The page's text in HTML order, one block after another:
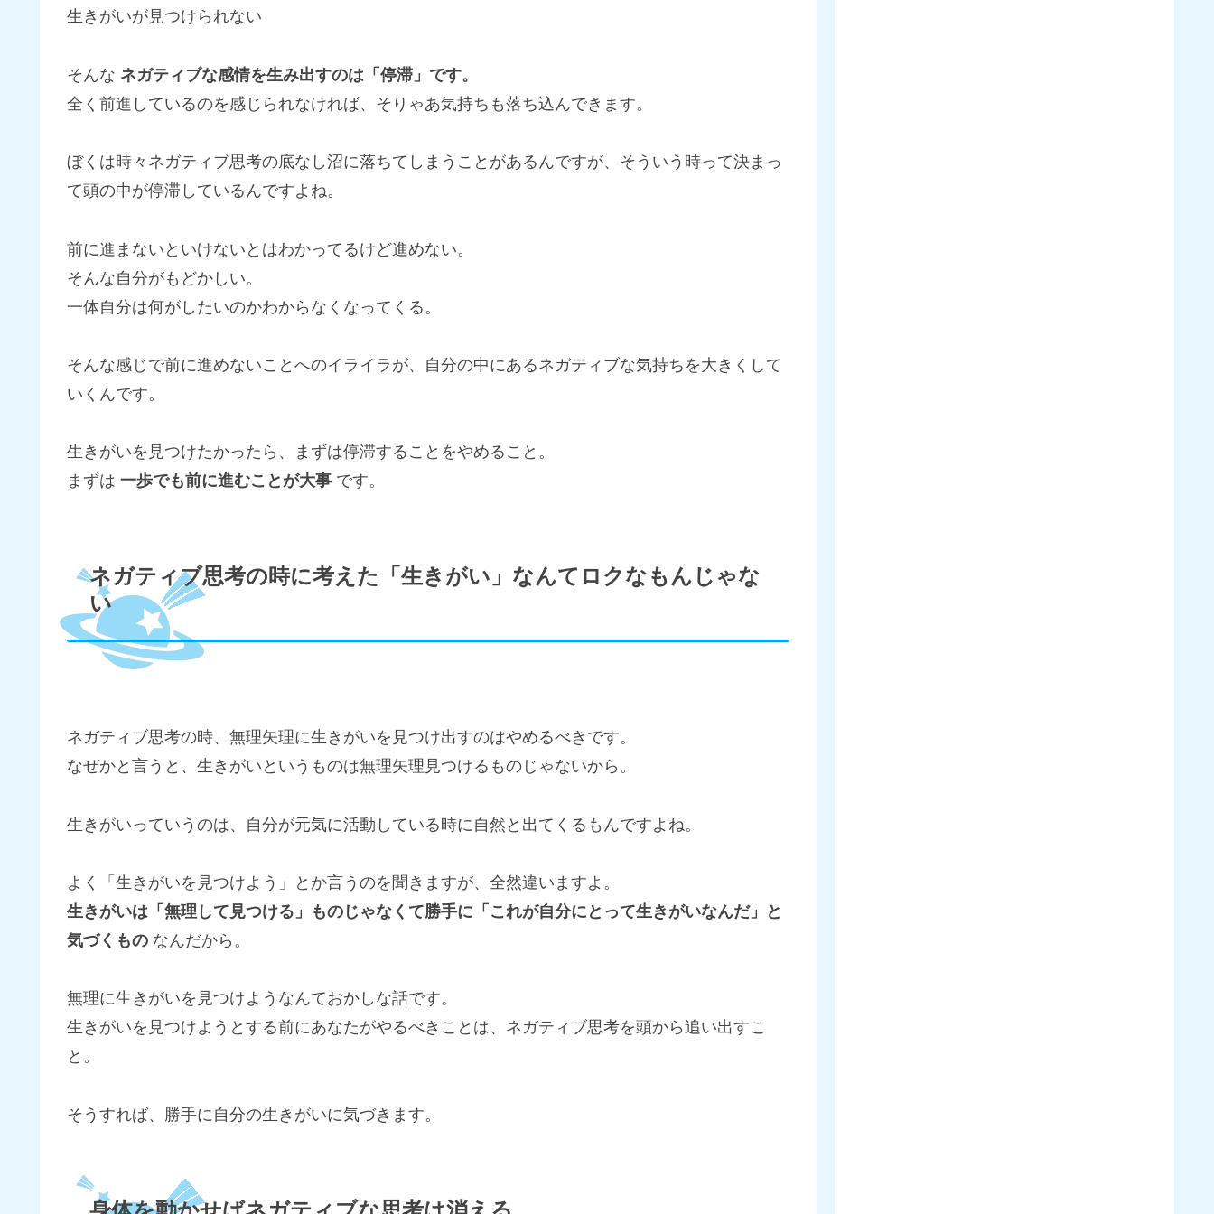
生きがいが見つけられない
そんな ネガティブな感情を生み出すのは「停滞」です。
全く前進しているのを感じられなければ、そりゃあ気持ちも落ち込んできます。
ぼくは時々ネガティブ思考の底なし沼に落ちてしまうことがあるんですが、そういう時って決まっ
て頭の中が停滞しているんですよね。
前に進まないといけないとはわかってるけど進めない。
そんな自分がもどかしい。
一体自分は何がしたいのかわからなくなってくる。
そんな感じで前に進めないことへのイライラが、自分の中にあるネガティブな気持ちを大きくして
いくんです。
生きがいを見つけたかったら、まずは停滞することをやめること。
まずは 一歩でも前に進むことが大事 です。
ネガティブ思考の時に考えた「生きがい」なんてロクなもんじゃな
い
ネガティブ思考の時、無理矢理に生きがいを見つけ出すのはやめるべきです。
なぜかと言うと、生きがいというものは無理矢理見つけるものじゃないから。
生きがいっていうのは、自分が元気に活動している時に自然と出てくるもんですよね。
よく「生きがいを見つけよう」とか言うのを聞きますが、全然違いますよ。
生きがいは「無理して見つける」ものじゃなくて勝手に「これが自分にとって生きがいなんだ」と
気づくもの なんだから。
無理に生きがいを見つけようなんておかしな話です。
生きがいを見つけようとする前にあなたがやるべきことは、ネガティブ思考を頭から追い出すこ
と。
そうすれば、勝手に自分の生きがいに気づきます。